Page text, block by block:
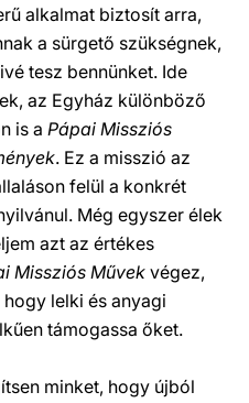
alkalmat biztosít arra,
a sürgető szükségnek,
tesz bennünket. Ide
az Egyház különböző
is a Pápai Missziós
. Ez a misszió az
felül a konkrét
Még egyszer élek
azt az értékes
Missziós Művekvégez,
lelki és anyagi
támogassa őket.
minket, hogy újból